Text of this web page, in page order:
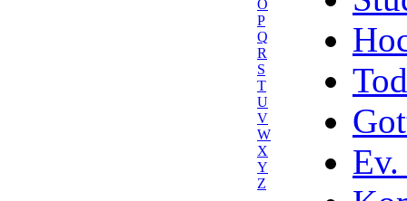
O
P
Q
R
S
T
U
V
W
X
Y
Z
Ev.